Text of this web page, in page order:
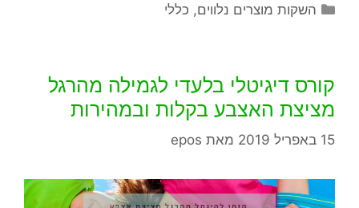
השקות מוצרים נלווים, כללי
קורס דיגיטלי בלעדי לגמילה מהרגל
מציצת האצבע בקלות ובמהירות
15 באפריל 2019 מאת epos